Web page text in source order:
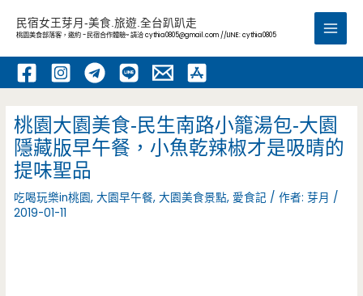
內
民宿女王芽月-美食.旅遊.全台趴趴走
桃園美食部落客，邀約 -民宿合作體驗~ 請洽cythia0805@gmail.com //LINE: cythia0805
Main
桃園大園美食-民生南路小籠湯包-大園
隱藏版早午餐，小魚乾辣椒才是吸晴的
提味聖品
吃喝玩樂in桃園,大園早午餐,大園美食景點, 愛食記 / 作者:芽月 /
2019-01-11